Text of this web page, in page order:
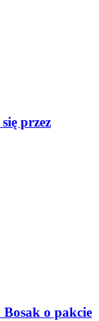
przez
o pakcie